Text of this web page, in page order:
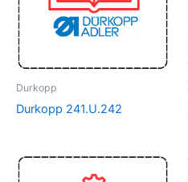
Durkopp
Durkopp 241.U.242